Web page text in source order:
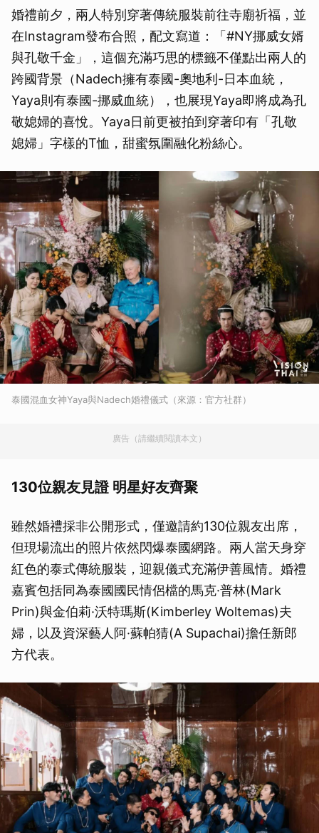
婚禮前夕，兩人特別穿著傳統服裝前往寺廟祈福，並
在Instagram發布合照，配文寫道：「#NY挪威女婿
與孔敬千金」，這個充滿巧思的標籤不僅點出兩人的
跨國背景（Nadech擁有泰國-奧地利-日本血統，
Yaya則有泰國-挪威血統），也展現Yaya即將成為孔
敬媳婦的喜悅。Yaya日前更被拍到穿著印有「孔敬
媳婦」字樣的T恤，甜蜜氛圍融化粉絲心。
泰國混血女神Yaya與Nadech婚禮儀式（來源：官方社群）
廣告（請繼續閱讀本文）
130位親友見證 明星好友齊聚
雖然婚禮採非公開形式，僅邀請約130位親友出席，
但現場流出的照片依然閃爆泰國網路。兩人當天身穿
紅色的泰式傳統服裝，迎親儀式充滿伊善風情。婚禮
嘉賓包括同為泰國國民情侶檔的馬克·普林(Mark
Prin)與金伯莉·沃特瑪斯(Kimberley Woltemas)夫
婦，以及資深藝人阿·蘇帕猜(A Supachai)擔任新郎
方代表。